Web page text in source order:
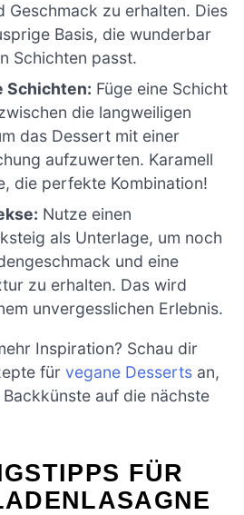
Geschmack zu erhalten. Dies
Basis, die wunderbar
Schichten passt.
Schichten: Füge eine Schicht
die langweiligen
das Dessert mit einer
aufzuwerten. Karamell
die perfekte Kombination!
Nutze einen
als Unterlage, um noch
und eine
zu erhalten. Das wird
unvergesslichen Erlebnis.
Inspiration? Schau dir
für vegane Desserts an,
auf die nächste
FÜR